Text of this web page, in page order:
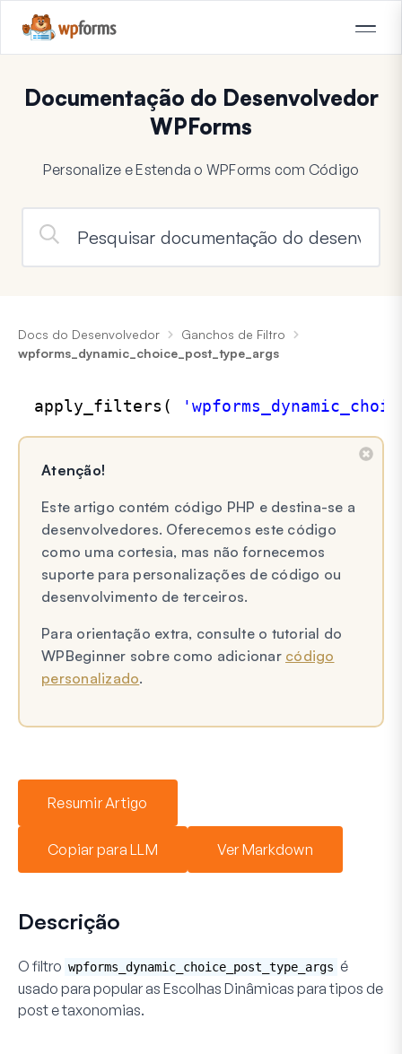
Documentação do Desenvolvedor
WPForms
Personalize e Estenda o WPForms com Código
Docs do Desenvolvedor
Ganchos de Filtro
wpforms_dynamic_choice_post_type_args
apply_filters(
Atenção!
Este artigo contém código PHP e destina-se a
desenvolvedores. Oferecemos este código
como uma cortesia, mas não fornecemos
suporte para personalizações de código ou
desenvolvimento de terceiros.
Para orientação extra, consulte o tutorial do
WPBeginner sobre como adicionar código
personalizado.
Resumir Artigo
Copiar para LLM Ver Markdown
Descrição
O filtro wpforms_dynamic_choice_post_type_args é
usado para popular as Escolhas Dinâmicas para tipos de
post e taxonomias.